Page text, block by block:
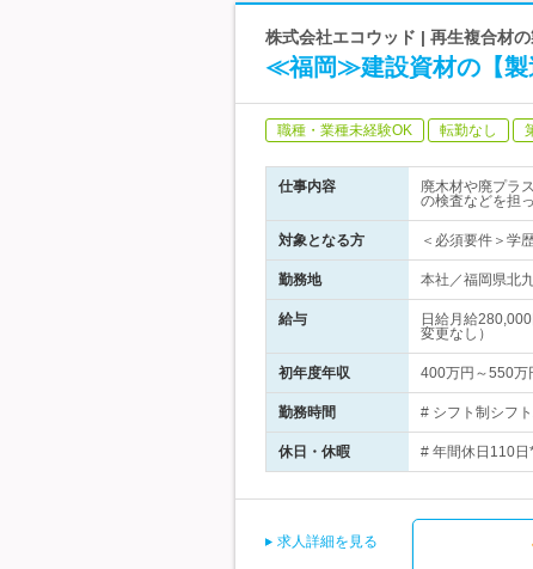
株式会社エコウッド | 再生複合材
≪福岡≫建設資材の【製
職種・業種未経験OK 転勤なし
仕事内容
廃木材や廃プラ
の検査などを担
対象となる方 ＜必須要件＞学
勤務地 本社／福岡県北
給与
日給月給
変更なし）
初年度年収 400万円～550万
勤務時間 # シフト制シフ
休日・休暇 # 年間休日110
求人詳細を見る